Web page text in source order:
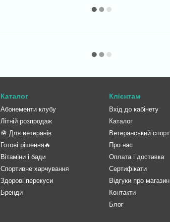
Каталог
Абонементи клубу
Літній розпродаж
🪖 Для ветеранів
Готові рішення🔥
Вітаміни і бади
Спортивне харчування
Здорові перекуси
Бренди
Клієнтам
Вхід до кабінету
Каталог
Ветеранський спорт
Про нас
Оплата і доставка
Сертифікати
Відгуки про магазин
Контакти
Блог